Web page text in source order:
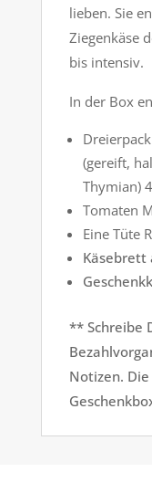
lieben. Sie
Ziegenkäse
bis intensiv.
In der Box
(gereift,
Thymian)
Tomaten
Eine Tüte
Käsebrett
** Schreibe
Notizen.